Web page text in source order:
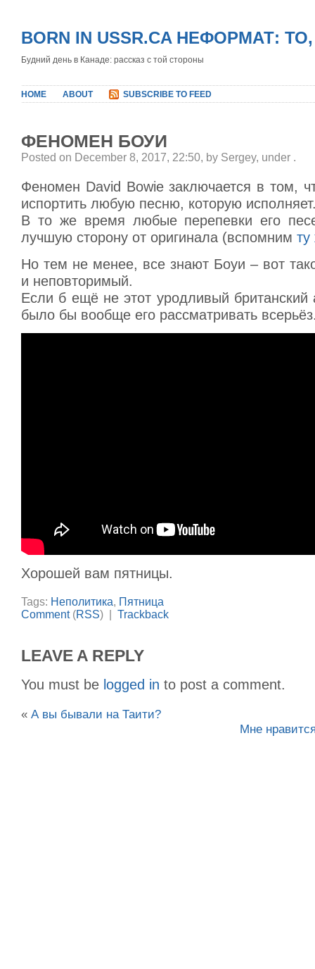
BORN IN USSR.CA НЕФОРМАТ:
Будний день в Канаде: рассказ с той стороны
HOME ABOUT SUBSCRIBE TO FEED
ФЕНОМЕН БОУИ
Posted on December 8, 2017, 22:50, by Sergey, under .
Феномен David Bowie заключается в том,
испортить любую песню, которую
В то же время любые перепевки его
лучшую сторону от оригинала (вспомним
Но тем не менее, все знают Боуи – вот
и неповторимый.
Если б ещё не этот уродливый британский
было бы вообще его рассматривать
Хорошей вам пятницы.
Tags: Неполитика, Пятница
Comment(RSS) | Trackback
LEAVE A REPLY
You must be logged in to post a comment.
« А вы бывали на Таити?
Мне